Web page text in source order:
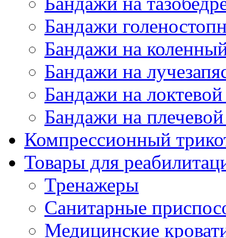
Бандажи
Бандажи на
Бандажи на
Бандажи на локтевой
Бандажи на плечевой
Компрессионный
Товары для
Тренажеры
Санитарные
Медицинские